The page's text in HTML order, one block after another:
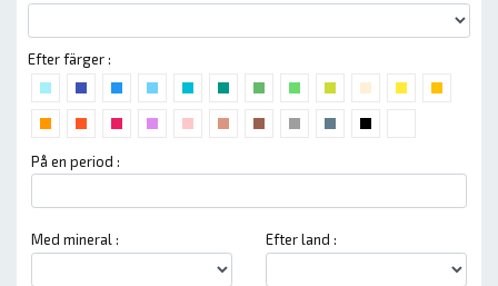
Efter färger :
På en period :
Med mineral : Efter land :